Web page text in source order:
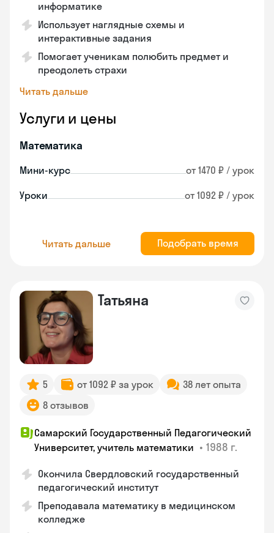
информатике
Использует наглядные схемы и
интерактивные задания
Помогает ученикам полюбить предмет и
преодолеть страхи
Читать дальше
Услуги и цены
Математика
Мини-курс от 1470 ₽ / урок
Уроки от 1092 ₽ / урок
Читать дальше Подобрать время
Татьяна
5 от 1092 ₽ за урок
38 лет опыта
8 отзывов
Самарский Государственный Педагогический
Университет, учитель математики • 1988 г.
Окончила Свердловский государственный
педагогический институт
Преподавала математику в медицинском
колледже